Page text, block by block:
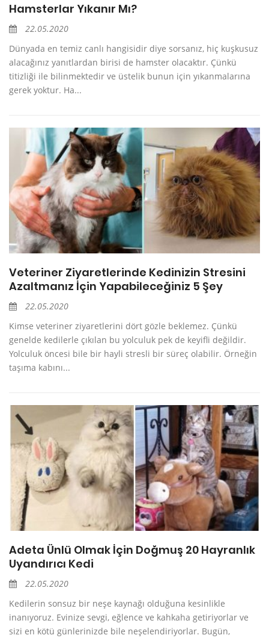
Hamsterlar Yıkanır Mı?
22.05.2020
Dünyada en temiz canlı hangisidir diye sorsanız, hiç kuşkusuz
alacağınız yanıtlardan birisi de hamster olacaktır. Çünkü
titizliği ile bilinmektedir ve üstelik bunun için yıkanmalarına
gerek yoktur. Ha...
Veteriner Ziyaretlerinde Kedinizin Stresini
Azaltmanız İçin Yapabileceğiniz 5 Şey
22.05.2020
Kimse veteriner ziyaretlerini dört gözle beklemez. Çünkü
genelde kedilerle çıkılan bu yolculuk pek de keyifli değildir.
Yolculuk öncesi bile bir hayli stresli bir süreç olabilir. Örneğin
taşıma kabını...
Adeta Ünlü Olmak İçin Doğmuş 20 Hayranlık
Uyandırıcı Kedi
22.05.2020
Kedilerin sonsuz bir neşe kaynağı olduğuna kesinlikle
inanıyoruz. Evinize sevgi, eğlence ve kahkaha getiriyorlar ve
sizi en kötü günlerinizde bile neşelendiriyorlar. Bugün,